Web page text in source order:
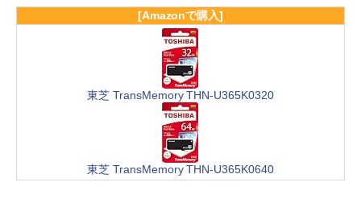
[Amazonで購入]
東芝 TransMemory THN-U365K0320
東芝 TransMemory THN-U365K0640